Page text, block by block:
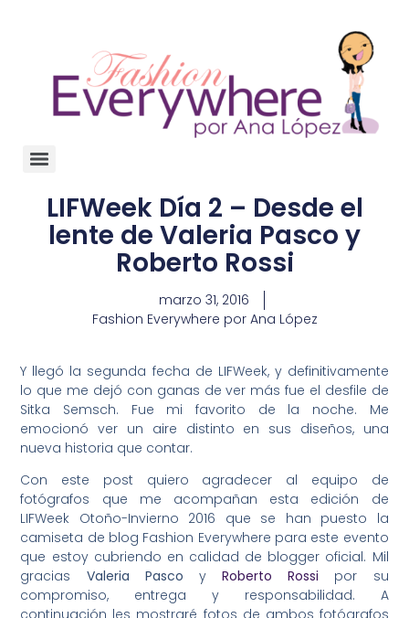
LIFWeek Día 2 – Desde el
lente de Valeria Pasco y
Roberto Rossi
marzo 31, 2016
Fashion Everywhere por Ana López
Y llegó la segunda fecha de LIFWeek, y definitivamente
lo que me dejó con ganas de ver más fue el desfile de
Sitka Semsch. Fue mi favorito de la noche. Me
emocionó ver un aire distinto en sus diseños, una
nueva historia que contar.
Con este post quiero agradecer al equipo de
fotógrafos que me acompañan esta edición de
LIFWeek Otoño-Invierno 2016 que se han puesto la
camiseta de blog Fashion Everywhere para este evento
que estoy cubriendo en calidad de blogger oficial. Mil
gracias Valeria Pasco yRoberto Rossi
por su
compromiso, entrega y responsabilidad. A